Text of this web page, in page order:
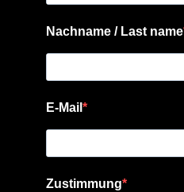
Nachname / Last name
E-Mail
Zustimmung